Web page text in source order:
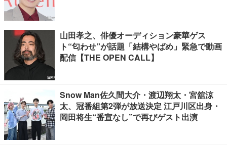
山田孝之、俳優オーディション豪華ゲス
ト“匂わせ”が話題「結構やばめ」緊急で動画
配信【THE OPEN CALL】
Snow Man佐久間大介・渡辺翔太・宮舘涼
太、冠番組第2弾が放送決定 江戸川区出身・
岡田将生“番宣なし”で再びゲスト出演